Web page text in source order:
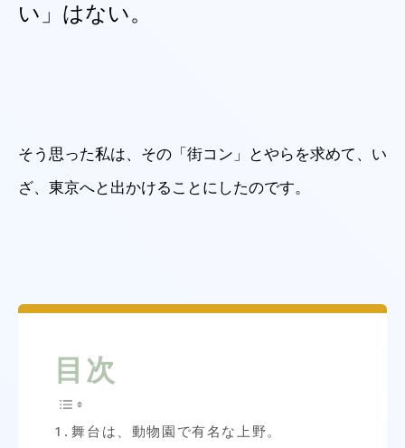
い」はない。
そう思った私は、その「街コン」とやらを求めて、い
ざ、東京へと出かけることにしたのです。
目次
舞台は、動物園で有名な上野。